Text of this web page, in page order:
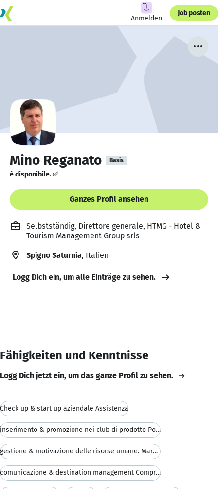
Anmelden
Job posten
Mino Reganato Basis
è disponibile. ✅
Ganzes Profil ansehen
Selbstständig, Direttore generale, HTMG - Hotel &
Tourism Management Group srls
Spigno Saturnia, Italien
Logg Dich ein, um alle Einträge zu sehen.
Fähigkeiten und Kenntnisse
Logg Dich jetzt ein, um das ganze Profil zu sehen.
Check up & start up aziendale Assistenza
inserimento & promozione nei club di prodotto Posi
gestione & motivazione delle risorse umane. Market
comunicazione & destination management Compravendi